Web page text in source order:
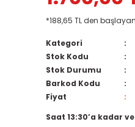
*188,65 TL den
Kategori
Stok Kodu
Stok Durumu
Barkod Kodu
Fiyat
Saat 13:30’a kadar